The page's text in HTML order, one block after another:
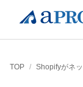
TOP / Shopifyがネ